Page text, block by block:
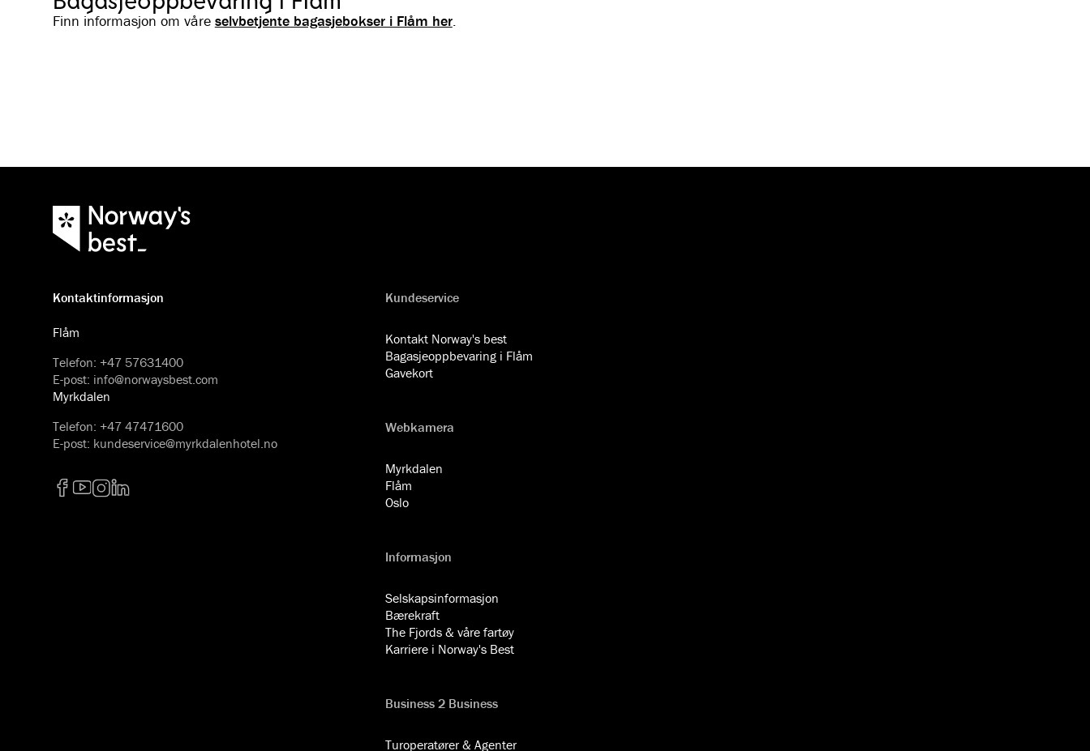
Finn informasjon om våre selvbetjente bagasjebokser i Flåm her.
Kontaktinformasjon
Flåm
Telefon: +47 57631400
E-post: info@norwaysbest.com
Myrkdalen
Telefon: +47 47471600
E-post: kundeservice@myrkdalenhotel.no
Kundeservice
Kontakt Norway's best
Bagasjeoppbevaring i Flåm
Gavekort
Webkamera
Myrkdalen
Flåm
Oslo
Informasjon
Selskapsinformasjon
Bærekraft
The Fjords & våre fartøy
Karriere i Norway's Best
Business 2 Business
Turoperatører & Agenter